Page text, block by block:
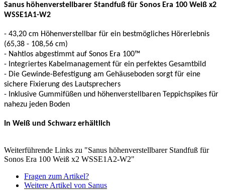
Sanus höhenverstellbarer Standfuß für Sonos Era 100 Weiß x2
WSSE1A1-W2
- 43,20 cm Höhenverstellbar für ein bestmögliches Hörerlebnis
(65,38 - 108,56 cm)
- Nahtlos abgestimmt auf Sonos Era 100™
- Integriertes Kabelmanagement für ein perfektes Gesamtbild
- Die Gewinde-Befestigung am Gehäuseboden sorgt für eine
sichere Fixierung des Lautsprechers
- Inklusive Gummifüßen und höhenverstellbaren Teppichspikes für
nahezu jeden Boden
In Weiß und Schwarz erhältlich
Weiterführende Links zu "Sanus höhenverstellbarer Standfuß für
Sonos Era 100 Weiß x2 WSSE1A2-W2"
Fragen zum Artikel?
Weitere Artikel von Sanus